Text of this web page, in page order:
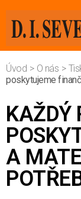
Úvod > O nás >
poskytujeme
KAŽDÝ
A